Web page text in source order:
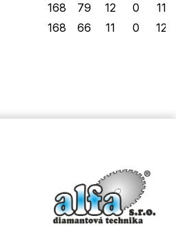
168 79 12 0
11
168 66 11 0 12